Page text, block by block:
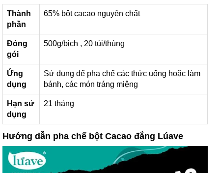
Thành
phần
65% bột cacao nguyên chất
Đóng
gói
500g/bịch , 20 túi/thùng
Ứng
dụng
Sử dụng để pha chế các thức uống hoặc làm
bánh, các món tráng miệng
Hạn sử
dụng
21 tháng
Hướng dẫn pha chế bột Cacao đắng Lúave